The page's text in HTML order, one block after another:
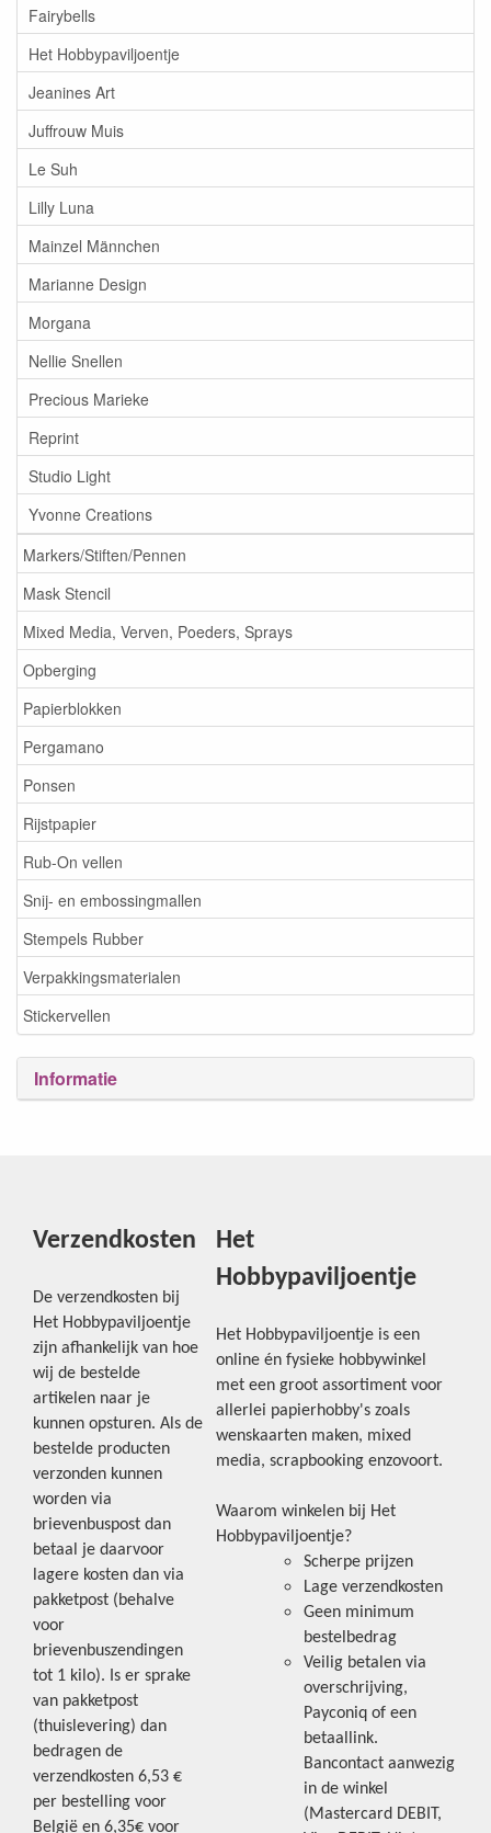
Fairybells
Het Hobbypaviljoentje
Jeanines Art
Juffrouw Muis
Le Suh
Lilly Luna
Mainzel Männchen
Marianne Design
Morgana
Nellie Snellen
Precious Marieke
Reprint
Studio Light
Yvonne Creations
Markers/Stiften/Pennen
Mask Stencil
Mixed Media, Verven, Poeders, Sprays
Opberging
Papierblokken
Pergamano
Ponsen
Rijstpapier
Rub-On vellen
Snij- en embossingmallen
Stempels Rubber
Verpakkingsmaterialen
Stickervellen
Informatie
Verzendkosten
De verzendkosten bij
Het Hobbypaviljoentje
zijn afhankelijk van hoe
wij de bestelde
artikelen naar je
kunnen opsturen. Als de
bestelde producten
verzonden kunnen
worden via
brievenbuspost dan
betaal je daarvoor
lagere kosten dan via
pakketpost (behalve
voor
brievenbuszendingen
tot 1 kilo). Is er sprake
van pakketpost
(thuislevering) dan
bedragen de
verzendkosten 6,53 €
per bestelling voor
België en 6,35€ voor
Het
Hobbypaviljoentje
Het Hobbypaviljoentje is een
online én fysieke hobbywinkel
met een groot assortiment voor
allerlei papierhobby's zoals
wenskaarten maken, mixed
media, scrapbooking enzovoort.
Waarom winkelen bij Het
Hobbypaviljoentje?
Scherpe prijzen
Lage verzendkosten
Geen minimum
bestelbedrag
Veilig betalen via
overschrijving,
Payconiq of een
betaallink.
Bancontact aanwezig
in de winkel
(Mastercard DEBIT,